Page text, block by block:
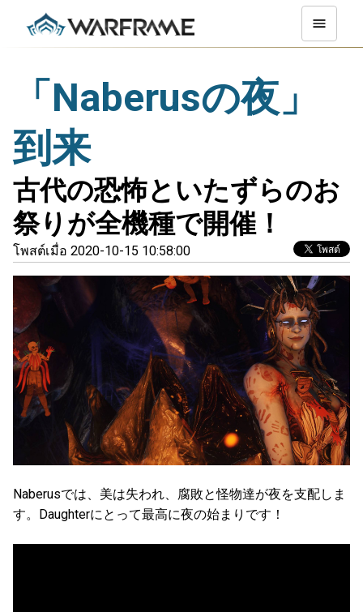
「Naberusの夜」
到来
古代の恐怖といたずらのお
祭りが全機種で開催！
โพสต์เมื่อ 2020-10-15 10:58:00
Naberusでは、美は失われ、腐敗と怪物達が夜を支配しま
す。Daughterにとって最高に夜の始まりです！